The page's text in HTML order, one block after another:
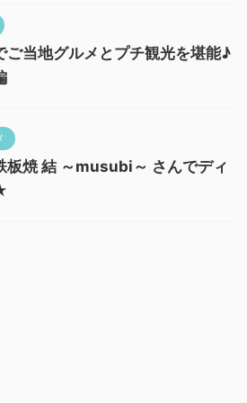
ご当地グルメとプチ観光を堪能♪
板焼 結 ～musubi～ さんでディ